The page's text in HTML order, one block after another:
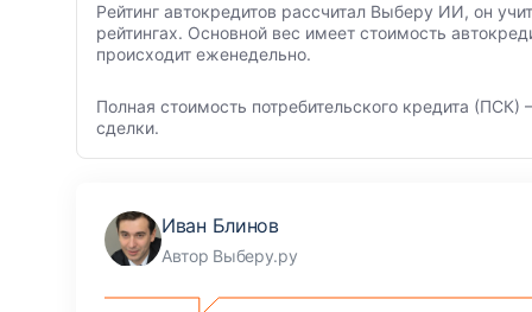
Рейтинг автокредитов рассчитал Выберу ИИ, он
рейтингах. Основной вес имеет стоимость
происходит еженедельно.
Полная стоимость потребительского кредита
сделки.
Иван Блинов
Автор Выберу.ру